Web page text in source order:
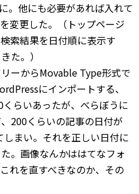
。他にも必要があれば入れて
変更した。（トップページ
索結果を日付順に表示す
た。）
ーからMovable Type形式で
にインポートする、
らいあったが、べらぼうに
200くらいの記事の日付が
まい。それを正しい日付に
。画像なんかははてなフォ
れを直すべきなのか、その